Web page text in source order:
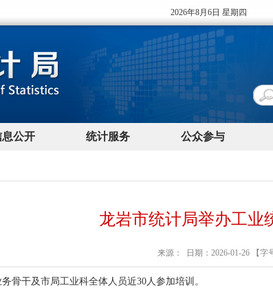
龙岩市统计局举办工业
来源： 日期：2026-01-26 【字
骨干及市局工业科全体人员近30人参加培训。